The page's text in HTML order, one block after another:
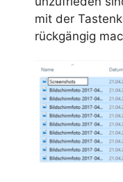
mit der
rückgängig